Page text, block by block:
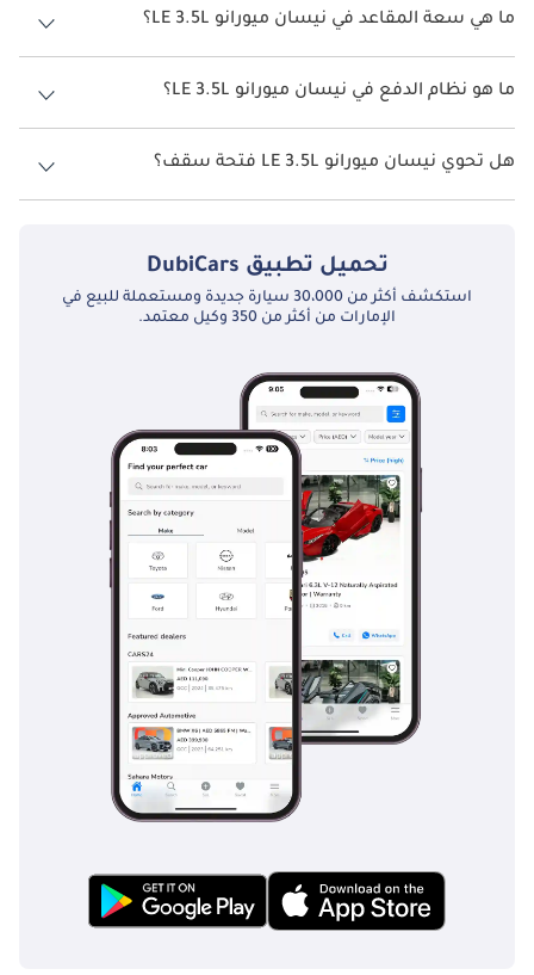
ميورانو 2026 من TBD.
ما هي سعة المقاعد في نيسان ميورانو LE 3.5L؟
تتسع نيسان ميورانو LE 3.5L لأ 5 أشخاص.
ما هو نظام الدفع في نيسان ميورانو LE 3.5L؟
نظام الدفع في نيسان ميورانو All Wheel Drive LE 3.5L.
هل تحوي نيسان ميورانو LE 3.5L فتحة سقف؟
نعم توفر نيسان ميورانو LE 3.5L فتحة السقف كخيار.
تحميل تطبيق DubiCars
استكشف أكثر من 30،000 سيارة جديدة ومستعملة للبيع في
الإمارات من أكثر من 350 وكيل معتمد.